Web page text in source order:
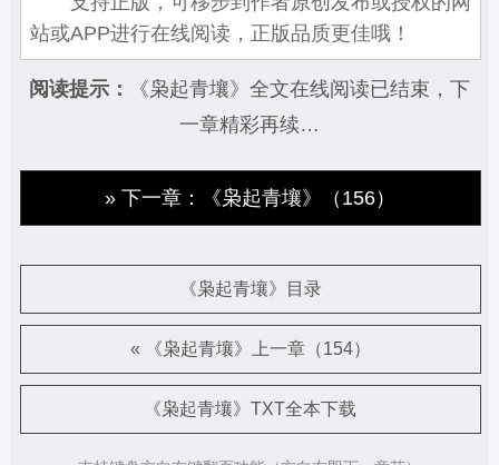
站或APP进行在线阅读，正版品质更佳哦！
阅读提示：
《枭起青壤》全文在线阅读已结束，下
一章精彩再续…
» 下一章：《枭起青壤》（156）
《枭起青壤》目录
« 《枭起青壤》上一章（154）
《枭起青壤》TXT全本下载